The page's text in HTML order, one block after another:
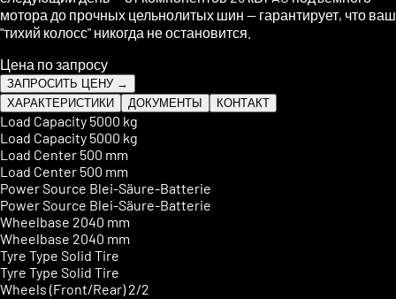
мотора до прочных цельнолитых шин — гарантирует, что ваш
"тихий колосс" никогда не остановится.
Цена по запросу
ЗАПРОСИТЬ ЦЕНУ →
ХАРАКТЕРИСТИКИ
ДОКУМЕНТЫ КОНТАКТ
Load Capacity 5000 kg
Load Capacity 5000 kg
Load Center 500 mm
Load Center 500 mm
Power Source Blei-Säure-Batterie
Power Source Blei-Säure-Batterie
Wheelbase 2040 mm
Wheelbase 2040 mm
Tyre Type Solid Tire
Tyre Type Solid Tire
Wheels (Front/Rear)2/2